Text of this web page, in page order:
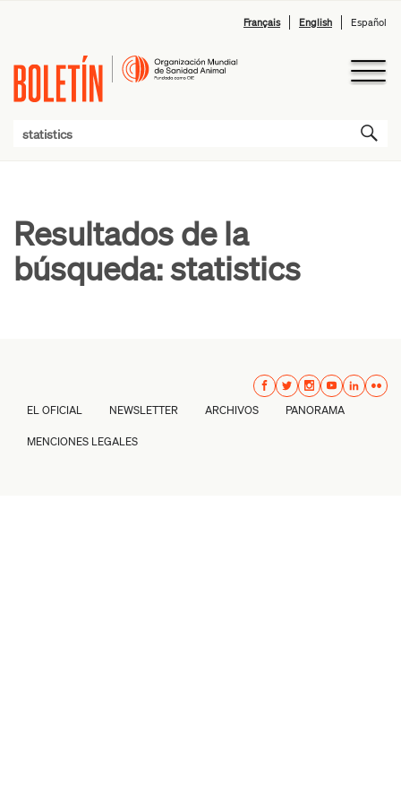
Français English Español
Resultados de la
búsqueda:statistics
EL OFICIAL NEWSLETTER ARCHIVOS PANORAMA
MENCIONES LEGALES